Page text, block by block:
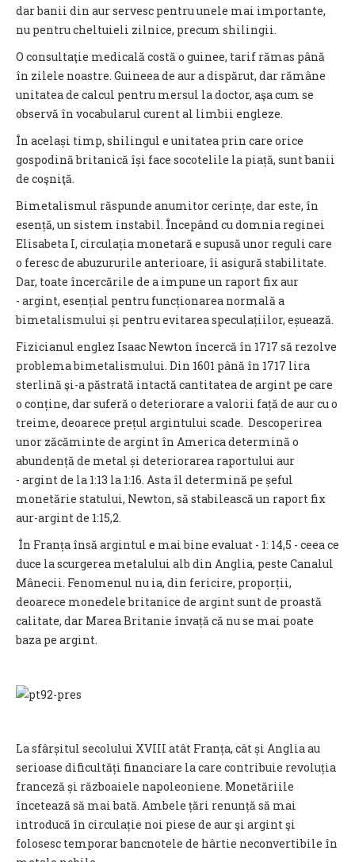
dar banii din aur servesc pentru unele mai importante,
nu pentru cheltuieli zilnice, precum shilingii.
O consultaţie medicală costă o guinee, tarif rămas până
în zilele noastre. Guineea de aur a dispărut, dar rămâne
unitatea de calcul pentru mersul la doctor, aşa cum se
observă în vocabularul curent al limbii engleze.
În același timp, shilingul e unitatea prin care orice
gospodină britanică își face socotelile la piață, sunt banii
de coşniţă.
Bimetalismul răspunde anumitor cerințe, dar este, în
esență, un sistem instabil. Începând cu domnia reginei
Elisabeta I, circulația monetară e supusă unor reguli care
o feresc de abuzururile anterioare, îi asigură stabilitate.
Dar, toate încercările de a impune un raport fix aur
- argint, esențial pentru funcționarea normală a
bimetalismului și pentru evitarea speculațiilor, eșuează.
Fizicianul englez Isaac Newton încercă în 1717 să rezolve
problema bimetalismului. Din 1601 până în 1717 lira
sterlină şi-a păstrată intactă cantitatea de argint pe care
o conține, dar suferă o deteriorare a valorii față de aur cu o
treime, deoarece prețul argintului scade. Descoperirea
unor zăcăminte de argint în America determină o
abundență de metal și deteriorarea raportului aur
- argint de la 1:13 la 1:16. Asta îl determină pe șeful
monetărie statului, Newton, să stabilească un raport fix
aur-argint de 1:15,2.
În Franța însă argintul e mai bine evaluat - 1: 14,5 - ceea ce
duce la scurgerea metalului alb din Anglia, peste Canalul
Mânecii. Fenomenul nu ia, din fericire, proporții,
deoarece monedele britanice de argint sunt de proastă
calitate, dar Marea Britanie învață că nu se mai poate
baza pe argint.
La sfârșitul secolului XVIII atât Franța, cât și Anglia au
serioase dificultăți financiare la care contribuie revoluția
franceză și războaiele napoleoniene. Monetăriile
încetează să mai bată. Ambele țări renunță să mai
introducă în circulație noi piese de aur şi argint şi
folosesc temporar bancnotele de hârtie neconvertibile în